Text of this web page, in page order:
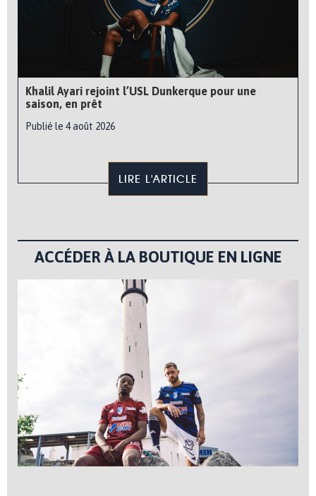
Khalil Ayari rejoint l’USL Dunkerque pour une
saison, en prêt
Publié le 4 août 2026
LIRE L'ARTICLE
ACCÉDER À LA BOUTIQUE EN LIGNE